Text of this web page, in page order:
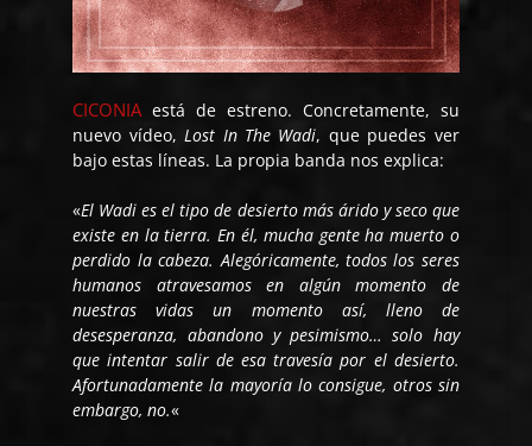
CICONIA está de estreno. Concretamente, su
nuevo vídeo, Lost In The Wadi, que puedes ver
bajo estas líneas. La propia banda nos explica:
«El Wadi es el tipo de desierto más árido y seco que
existe en la tierra. En él, mucha gente ha muerto o
perdido la cabeza. Alegóricamente, todos los seres
humanos atravesamos en algún momento de
nuestras vidas un momento así, lleno de
desesperanza, abandono y pesimismo… solo hay
que intentar salir de esa travesía por el desierto.
Afortunadamente la mayoría lo consigue, otros sin
embargo, no.«